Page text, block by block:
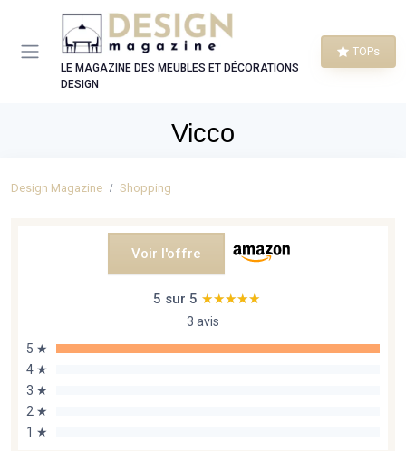
LE MAGAZINE DES MEUBLES ET DÉCORATIONS
DESIGN
TOPs
Vicco
Design Magazine Shopping
Voir l'offre
5 sur 5 ★★★★★
★★★★★
3 avis
5 ★
4 ★
3 ★
2 ★
1 ★
Panneau de gestion des cookies